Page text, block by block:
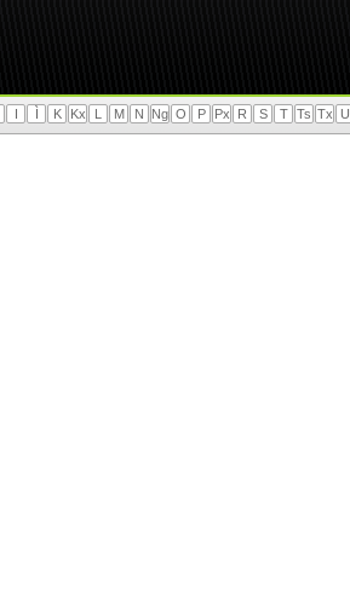
I Ì K Kx L M N Ng O P Px R S T Ts Tx U